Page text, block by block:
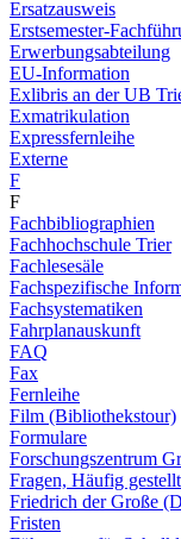
Ersatzausweis
Erstsemester-
Erwerbungsabteilung
EU-Information
Exlibris an der UB
Exmatrikulation
Expressfernleihe
Externe
F
F
Fachbibliographien
Fachhochschule Trier
Fachlesesäle
Fachspezifische
Fachsystematiken
Fahrplanauskunft
FAQ
Fax
Fernleihe
Film (Bibliothekstour)
Formulare
Forschungszentrum
Fragen, Häufig
Friedrich der Große
Fristen